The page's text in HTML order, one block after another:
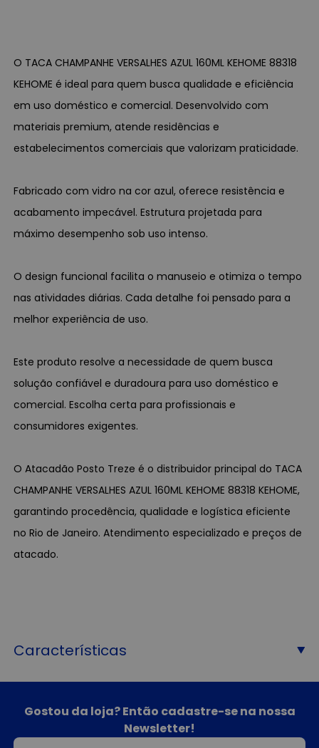
O TACA CHAMPANHE VERSALHES AZUL 160ML KEHOME 88318
KEHOME é ideal para quem busca qualidade e eficiência
em uso doméstico e comercial. Desenvolvido com
materiais premium, atende residências e
estabelecimentos comerciais que valorizam praticidade.
Fabricado com vidro na cor azul, oferece resistência e
acabamento impecável. Estrutura projetada para
máximo desempenho sob uso intenso.
O design funcional facilita o manuseio e otimiza o tempo
nas atividades diárias. Cada detalhe foi pensado para a
melhor experiência de uso.
Este produto resolve a necessidade de quem busca
solução confiável e duradoura para uso doméstico e
comercial. Escolha certa para profissionais e
consumidores exigentes.
O Atacadão Posto Treze é o distribuidor principal do TACA
CHAMPANHE VERSALHES AZUL 160ML KEHOME 88318 KEHOME,
garantindo procedência, qualidade e logística eficiente
no Rio de Janeiro. Atendimento especializado e preços de
atacado.
Características
Gostou da loja? Então cadastre-se na nossa
Newsletter!